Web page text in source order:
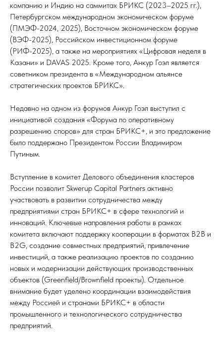
компанию и Индию на саммитах БРИКС (2023–2025 гг.),
Петербургском международном экономическом форуме
(ПМЭФ-2024, 2025), Восточном экономическом форуме
(ВЭФ-2025), Российском инвестиционном форуме
(РИФ-2025), а также на мероприятиях «Цифровая неделя в
Казани» и DAVAS 2025. Кроме того, Анкур Гоэл является
советником президента в «Международном альянсе
стратегических проектов БРИКС».
Недавно на одном из форумов Анкур Гоэл выступил с
инициативой создания «Форума по оперативному
разрешению споров» для стран БРИКС+, и это предложение
было поддержано Президентом России Владимиром
Путиным.
Вступление в комитет Делового объединения кластеров
России позволит Skwerup Capital Partners активно
участвовать в развитии сотрудничества между
предприятиями стран БРИКС+ в сфере технологий и
инноваций. Ключевые направления работы в рамках
комитета включают поддержку кооперации в форматах B2B и
B2G, создание совместных предприятий, привлечение
инвестиций, а также реализацию проектов по созданию
новых и модернизации действующих производственных
объектов (Greenfield/Brownfield проекты). Отдельное
внимание будет уделено координации взаимодействия
между Россией и странами БРИКС+ в области
промышленного и технологического сотрудничества
предприятий.